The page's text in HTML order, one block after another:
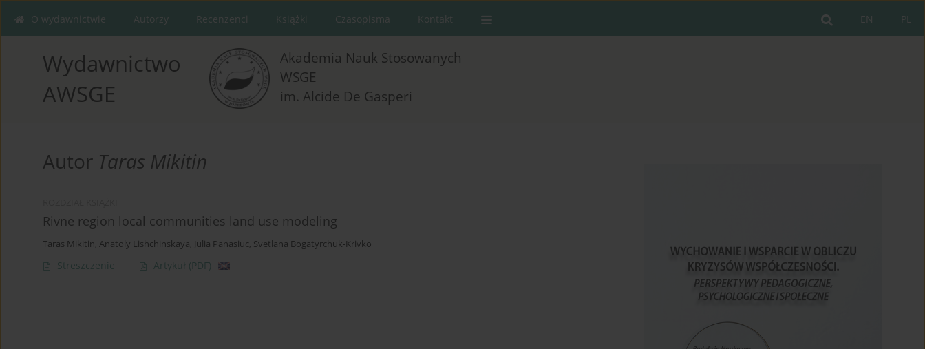
PL
EN
O wydawnictwie Autorzy Recenzenci Książki Czasopisma Kontakt
Wydawnictwo
AWSGE
Akademia Nauk Stosowanych
WSGE
im. Alcide De Gasperi
Autor Taras Mikitin
Rivne region local communities land use modeling
Taras Mikitin, Anatoly Lishchinskaya, Julia Panasiuc, Svetlana Bogatyrchuk-Krivko
Streszczenie Artykuł (PDF)